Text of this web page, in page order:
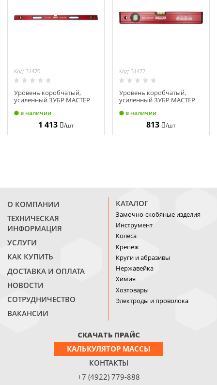
Код: 31470
Уровень коробчатый,
усиленный ЗУБР МАСТЕР
100см 34585-100
в наличии
1 413 /шт
Код: 31472
Уровень коробчатый,
усиленный ЗУБР МАСТЕР
40см 34585-040
в наличии
813 /шт
О КОМПАНИИ
ТЕХНИЧЕСКАЯ
ИНФОРМАЦИЯ
УСЛУГИ
КАК КУПИТЬ
ДОСТАВКА И ОПЛАТА
НОВОСТИ
СОТРУДНИЧЕСТВО
ВАКАНСИИ
КАТАЛОГ
Замочно-скобяные изделия
Инструмент
Колеса
Крепёж
Круги и абразивы
Нержавейка
Химия
Хозтовары
Электроды и проволока
СКАЧАТЬ ПРАЙС
КАЛЬКУЛЯТОР МАССЫ
КОНТАКТЫ
+7 (4922) 779-888